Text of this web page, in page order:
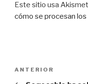
Este sitio usa
cómo se procesan
Entrada
anterior:
ANTERIOR